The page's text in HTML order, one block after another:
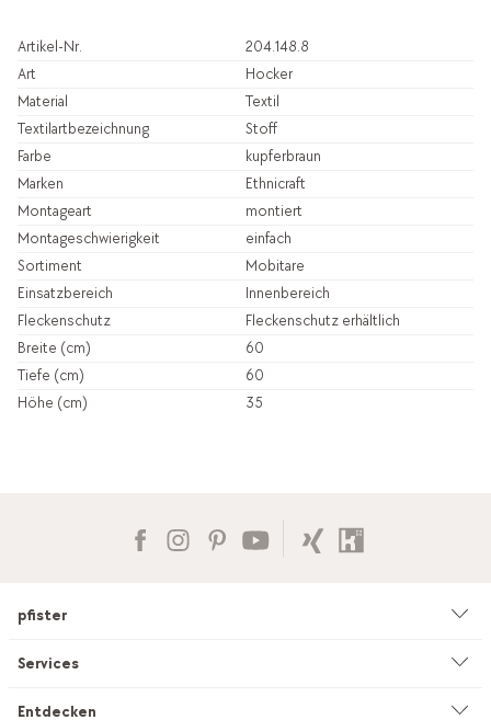
Artikel-Nr.
204.148.8
Art
Hocker
Material
Textil
Textilartbezeichnung
Stoff
Farbe
kupferbraun
Marken
Ethnicraft
Montageart
montiert
Montageschwierigkeit
einfach
Sortiment
Mobitare
Einsatzbereich
Innenbereich
Fleckenschutz
Fleckenschutz erhältlich
Breite (cm)
60
Tiefe (cm)
60
Höhe (cm)
35
pfister
Unternehmen
Umwelt & Nachhaltigkeit
Services
Beratung
Entdecken